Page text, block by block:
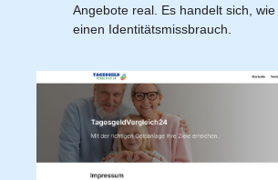
Angebote real. Es handelt sich,
einen Identitätsmissbrauch.